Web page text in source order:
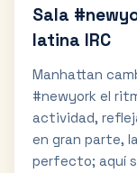
Sala
latina IRC
Manhattan
#newyork el
actividad,
en gran parte,
perfecto; aquí